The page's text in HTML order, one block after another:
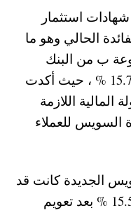
استثمار
الحالي وهو ما
مجموعة ب من البنك
الأهلي لمدة سنة واحدة بفائدة 15.75 % ، حيث أكدت
المالية اللازمة
السويس للعملاء
الجديدة كانت قد
بدأت ب 12 % ثم تم زيادتها إلي 15.5 % بعد تعويم